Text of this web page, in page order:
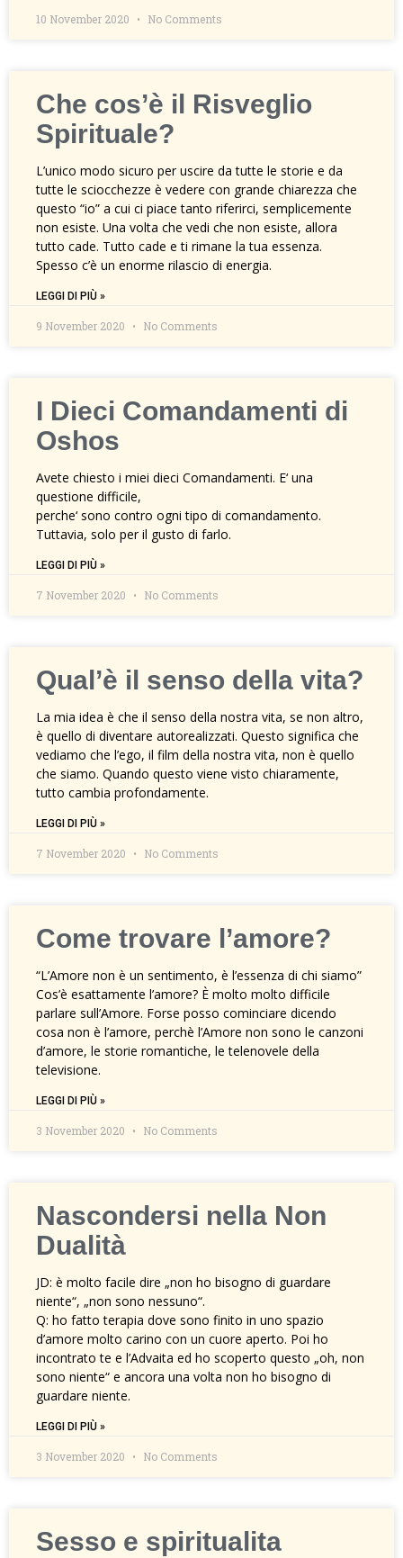
10 November 2020 No Comments
Che cos’è il Risveglio
Spirituale?
L’unico modo sicuro per uscire da tutte le storie e da
tutte le sciocchezze è vedere con grande chiarezza che
questo “io” a cui ci piace tanto riferirci, semplicemente
non esiste. Una volta che vedi che non esiste, allora
tutto cade. Tutto cade e ti rimane la tua essenza.
Spesso c’è un enorme rilascio di energia.
LEGGI DI PIÙ »
9 November 2020 No Comments
I Dieci Comandamenti di
Oshos
Avete chiesto i miei dieci Comandamenti. E‘ una
questione difficile,
perche‘ sono contro ogni tipo di comandamento.
Tuttavia, solo per il gusto di farlo.
LEGGI DI PIÙ »
7 November 2020 No Comments
Qual’è il senso della vita?
La mia idea è che il senso della nostra vita, se non altro,
è quello di diventare autorealizzati. Questo significa che
vediamo che l’ego, il film della nostra vita, non è quello
che siamo. Quando questo viene visto chiaramente,
tutto cambia profondamente.
LEGGI DI PIÙ »
7 November 2020 No Comments
Come trovare l’amore?
“L’Amore non è un sentimento, è l’essenza di chi siamo”
Cos’è esattamente l’amore? È molto molto difficile
parlare sull’Amore. Forse posso cominciare dicendo
cosa non è l’amore, perchè l’Amore non sono le canzoni
d’amore, le storie romantiche, le telenovele della
televisione.
LEGGI DI PIÙ »
3 November 2020 No Comments
Nascondersi nella Non
Dualità
JD: è molto facile dire „non ho bisogno di guardare
niente“, „non sono nessuno“.
Q: ho fatto terapia dove sono finito in uno spazio
d’amore molto carino con un cuore aperto. Poi ho
incontrato te e l’Advaita ed ho scoperto questo „oh, non
sono niente“ e ancora una volta non ho bisogno di
guardare niente.
LEGGI DI PIÙ »
3 November 2020 No Comments
Sesso e spiritualita